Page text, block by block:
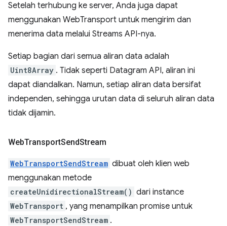
Setelah terhubung ke server, Anda juga dapat
menggunakan WebTransport untuk mengirim dan
menerima data melalui Streams API-nya.
Setiap bagian dari semua aliran data adalah
Uint8Array . Tidak seperti Datagram API, aliran ini
dapat diandalkan. Namun, setiap aliran data bersifat
independen, sehingga urutan data di seluruh aliran data
tidak dijamin.
WebTransportSendStream
WebTransportSendStream dibuat oleh klien web
menggunakan metode
createUnidirectionalStream() dari instance
WebTransport , yang menampilkan promise untuk
WebTransportSendStream .